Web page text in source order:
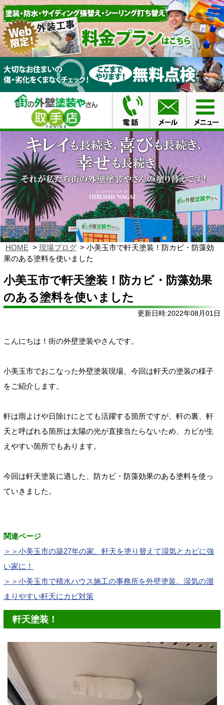
HOME 現場ブログ
小美玉市で軒天塗装！防カビ・防藻効
果のある塗料を使いました
小美玉市で軒天塗装！防カビ・防藻効果
のある塗料を使いました
更新日時:2022年08月01日
こんにちは！街の外壁塗装やさんです。
小美玉市でおこなった外壁塗装現場、今回は軒天の塗装の様子
をご紹介します。
軒は雨よけや日除けにとても活躍する箇所ですが、軒の裏、軒
天と呼ばれる箇所は太陽の光が直接当たらないため、カビが生
えやすい箇所でもあります。
今回は軒天塗装に適した、防カビ・防藻効果のある塗料を使っ
ていきました。
関連ページ
＞＞小美玉市の築27年の家、軒天を塗り替えて湿気とカビに強
い家に！
＞＞小美玉市で積水ハウス施工の事務所を外壁塗装。湿気の溜
まりやすい軒天にカビ対策
軒天塗装！